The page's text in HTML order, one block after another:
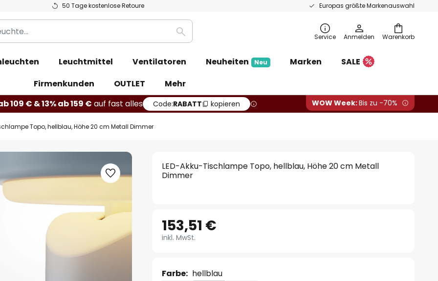
50 Tage kostenlose Retoure Europas größte Markenauswahl
Warenkorb
Suche Service Anmelden
Leuchtmittel Ventilatoren Neuheiten Neu Marken
SALE
Firmenkunden
OUTLET
Mehr
109 € & 13% ab 159 € auf fast alles Code:RABATT kopieren WOW Week:Bis zu -70%
Topo, hellblau, Höhe 20 cm Metall Dimmer
LED-Akku-Tischlampe Topo, hellblau, Höhe 20 cm Metall
Dimmer
153,51 €
inkl. MwSt.
Farbe: hellblau